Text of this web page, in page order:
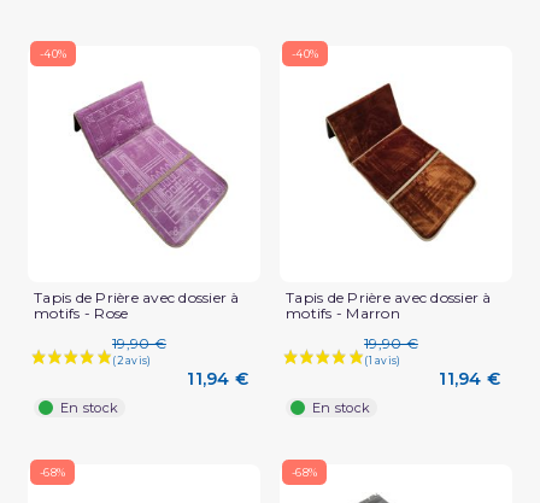
-40%
Tapis de Prière avec dossier à
motifs - Rose
19,90 €
11,94 €
En stock
-40%
Tapis de Prière avec dossier à
motifs - Marron
19,90 €
11,94 €
En stock
-68% -68%